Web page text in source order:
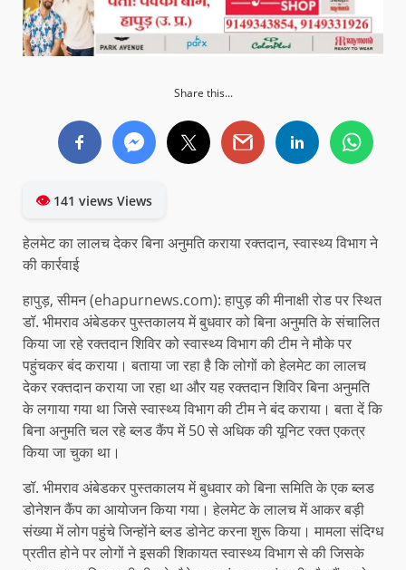
Share this...
👁141 views Views
हेलमेट का लालच देकर बिना अनुमति कराया रक्तदान, स्वास्थ्य विभाग ने
की कार्रवाई
हापुड़, सीमन (ehapurnews.com): हापुड़ की मीनाक्षी रोड पर स्थित
डॉ. भीमराव अंबेडकर पुस्तकालय में बुधवार को बिना अनुमति के संचालित
किया जा रहे रक्तदान शिविर को स्वास्थ्य विभाग की टीम ने मौके पर
पहुंचकर बंद कराया। बताया जा रहा है कि लोगों को हेलमेट का लालच
देकर रक्तदान कराया जा रहा था और यह रक्तदान शिविर बिना अनुमति
के लगाया गया था जिसे स्वास्थ्य विभाग की टीम ने बंद कराया। बता दें कि
बिना अनुमति चल रहे ब्लड कैंप में 50 से अधिक की यूनिट रक्त एकत्र
किया जा चुका था।
डॉ. भीमराव अंबेडकर पुस्तकालय में बुधवार को बिना समिति के एक ब्लड
डोनेशन कैंप का आयोजन किया गया। हेलमेट के लालच में आकर बड़ी
संख्या में लोग पहुंचे जिन्होंने ब्लड डोनेट करना शुरू किया। मामला संदिग्ध
प्रतीत होने पर लोगों ने इसकी शिकायत स्वास्थ्य विभाग से की जिसके